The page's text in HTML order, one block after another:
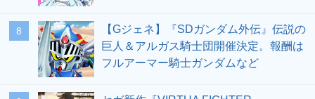
8
【Gジェネ】『SDガンダム外伝』伝説の
巨人＆アルガス騎士団開催決定。報酬は
フルアーマー騎士ガンダムなど